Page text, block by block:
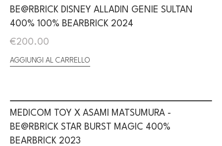
BE@RBRICK DISNEY ALLADIN GENIE SULTAN
400% 100% BEARBRICK 2024
€200.00
AGGIUNGI AL CARRELLO
MEDICOM TOY X ASAMI MATSUMURA -
BE@RBRICK STAR BURST MAGIC 400%
BEARBRICK 2023